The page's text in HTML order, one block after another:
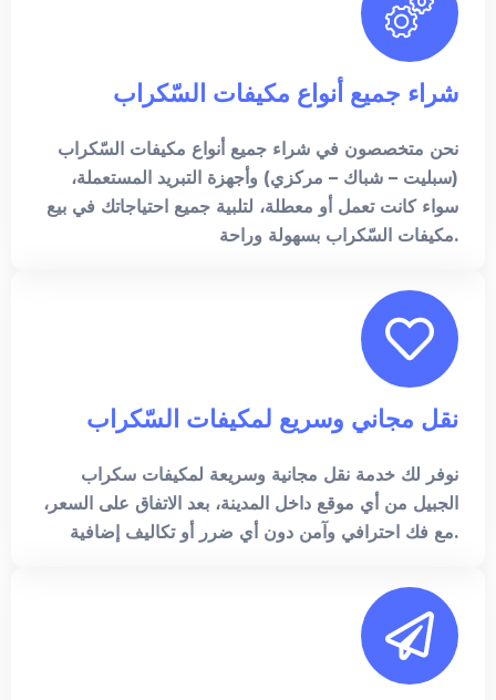
شراء جميع أنواع مكيفات السّكراب
نحن متخصصون في شراء جميع أنواع مكيفات السّكراب
(سبليت – شباك – مركزي) وأجهزة التبريد المستعملة،
سواء كانت تعمل أو معطلة، لتلبية جميع احتياجاتك في بيع
مكيفات السّكراب بسهولة وراحة.
نقل مجاني وسريع لمكيفات السّكراب
نوفر لك خدمة نقل مجانية وسريعة لمكيفات سكراب
الجبيل من أي موقع داخل المدينة، بعد الاتفاق على السعر،
مع فك احترافي وآمن دون أي ضرر أو تكاليف إضافية.